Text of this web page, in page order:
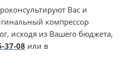
Вас и
компрессор
исходя из Вашего бюджета,
37-08 или в